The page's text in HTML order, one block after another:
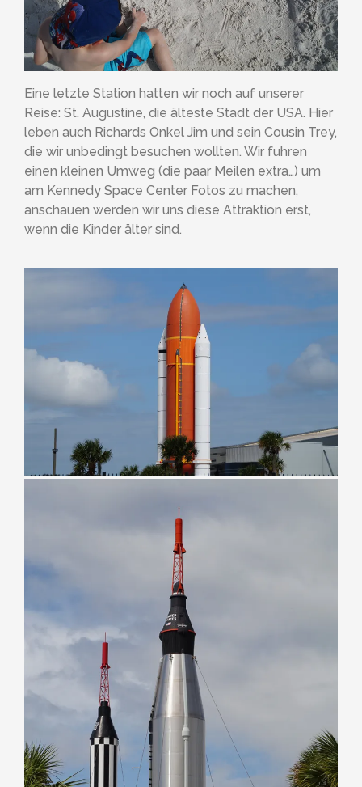
Eine letzte Station hatten wir noch auf unserer
Reise: St. Augustine, die älteste Stadt der USA. Hier
leben auch Richards Onkel Jim und sein Cousin Trey,
die wir unbedingt besuchen wollten. Wir fuhren
einen kleinen Umweg (die paar Meilen extra…) um
am Kennedy Space Center Fotos zu machen,
anschauen werden wir uns diese Attraktion erst,
wenn die Kinder älter sind.